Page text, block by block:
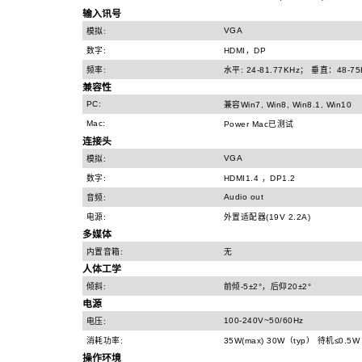
输入讯号
模拟: VGA
数字: HDMI，DP
频率: 水平: 24-81.77KHz； 垂直：48-
兼容性
PC: 兼容Win7, Win8, Win8.1, Win10
Mac: Power Mac已测试
连接头
模拟: VGA
数字: HDMI1.4 ，DP1.2
音频: Audio out
电源: 外置适配器(19V 2.2A)
多媒体
内置音箱: 无
人体工学
倾斜: 前倾-5±2°，后仰20±2°
电源
电压: 100-240V~50/60Hz
消耗功率: 35W(max) 30W（typ） 待机≤0.5W
操作环境